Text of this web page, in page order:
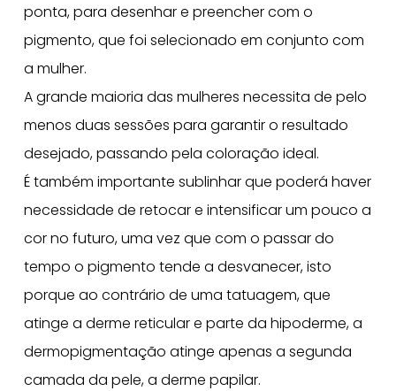
ponta, para desenhar e preencher com o
pigmento, que foi selecionado em conjunto com
a mulher.
A grande maioria das mulheres necessita de pelo
menos duas sessões para garantir o resultado
desejado, passando pela coloração ideal.
É também importante sublinhar que poderá haver
necessidade de retocar e intensificar um pouco a
cor no futuro, uma vez que com o passar do
tempo o pigmento tende a desvanecer, isto
porque ao contrário de uma tatuagem, que
atinge a derme reticular e parte da hipoderme, a
dermopigmentação atinge apenas a segunda
camada da pele, a derme papilar.